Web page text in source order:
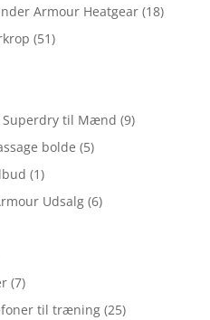
Armour Heatgear (18)
(51)
Superdry til Mænd (9)
bolde (5)
(1)
Udsalg (6)
(7)
til træning (25)